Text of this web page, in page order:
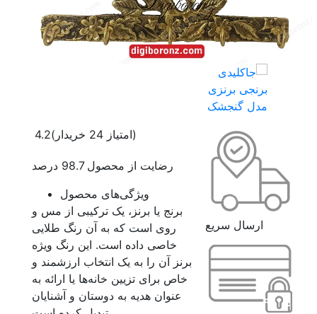
4.2 (امتیاز 24 خریدار)
رضایت از محصول 98.7 درصد
ویژگی‌های محصول
برنج یا برنز، یک ترکیبی از مس و
روی است که به آن رنگ طلایی
خاصی داده است. این رنگ ویژه
برنز آن را به یک انتخاب ارزشمند و
خاص برای تزیین خانه‌ها یا ارائه به
عنوان هدیه به دوستان و آشنایان
ارسال سریع